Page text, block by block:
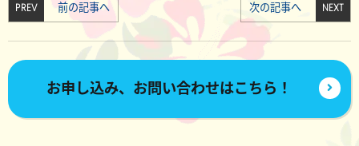
PREV 前の記事へ NEXT
次の記事へ
お申し込み、お問い合わせはこちら！